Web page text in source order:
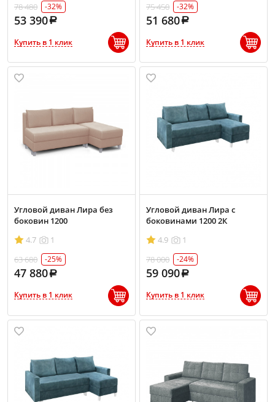
78 480
-32%
53 390
Купить в 1 клик
75 450
-32%
51 680
Купить в 1 клик
Угловой диван Лира без
боковин 1200
4.7
1
63 680
-25%
47 880
Купить в 1 клик
Угловой диван Лира с
боковинами 1200 2К
4.9
1
78 000
-24%
59 090
Купить в 1 клик